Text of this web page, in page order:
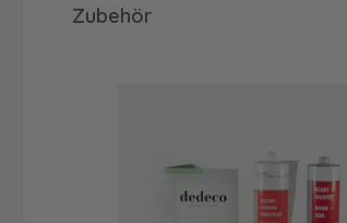
Produktgalerie überspringen
Zubehör